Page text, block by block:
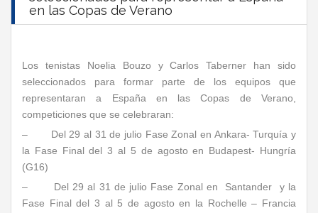
en las Copas de Verano
Los tenistas Noelia Bouzo y Carlos Taberner han sido
seleccionados para formar parte de los equipos que
representaran a España en las Copas de Verano,
competiciones que se celebraran:
– Del 29 al 31 de julio Fase Zonal en Ankara- Turquía y
la Fase Final del 3 al 5 de agosto en Budapest- Hungría
(G16)
– Del 29 al 31 de julio Fase Zonal en Santander y la
Fase Final del 3 al 5 de agosto en la Rochelle – Francia